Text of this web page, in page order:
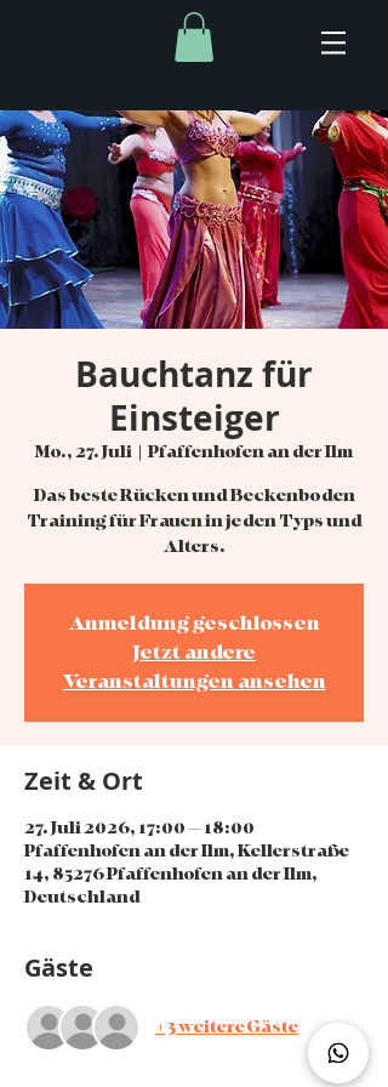
Bauchtanz für
Einsteiger
Mo., 27. Juli
  |
Pfaffenhofen an der Ilm
Das beste Rücken und Beckenboden
Training für Frauen in jeden Typs und
Alters.
Anmeldung geschlossen
Jetzt andere
Veranstaltungen ansehen
Zeit & Ort
27. Juli 2026, 17:00 – 18:00
Pfaffenhofen an der Ilm, Kellerstraße
14, 85276 Pfaffenhofen an der Ilm,
Deutschland
Gäste
+3 weitere Gäste